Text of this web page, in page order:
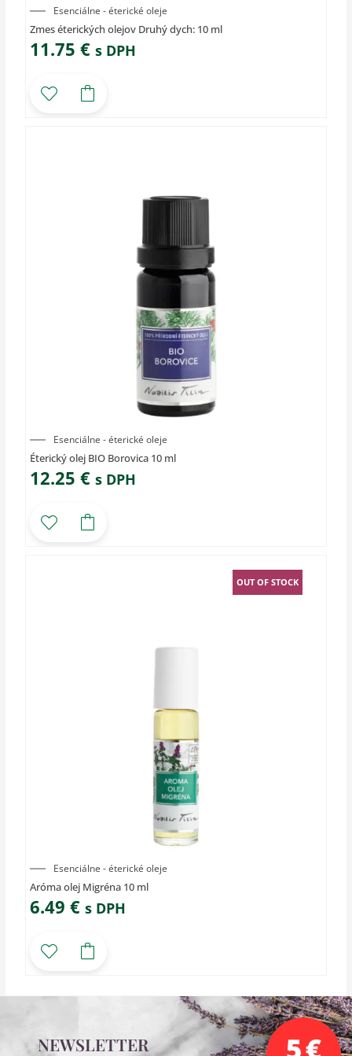
Esenciálne - éterické oleje
Zmes éterických olejov Druhý dych: 10 ml
11.75€ s DPH
Esenciálne - éterické oleje
Éterický olej BIO Borovica 10 ml
12.25€ s DPH
OUT OF STOCK
Esenciálne - éterické oleje
Aróma olej Migréna 10 ml
6.49€ s DPH
NEWSLETTER